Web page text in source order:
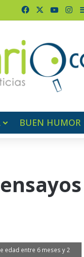
Facebook
BUEN HUMOR
edad entre 6 meses y 2